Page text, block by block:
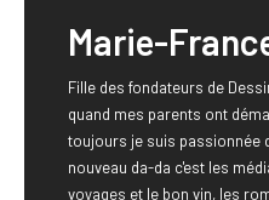
Marie-
Fille des fondateurs de
quand mes parents ont
toujours je suis passionnée
nouveau da-da c'est les
voyages et le bon vin, les